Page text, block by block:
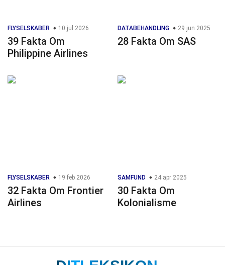
FLYSELSKABER 10 jul 2026
39 Fakta Om
Philippine Airlines
DATABEHANDLING 29 jun 2025
28 Fakta Om SAS
FLYSELSKABER 19 feb 2026
32 Fakta Om Frontier
Airlines
SAMFUND 24 apr 2025
30 Fakta Om
Kolonialisme